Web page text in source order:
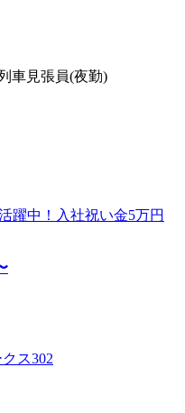
車見張員(夜勤)
中！入社祝い金5万円
ス302